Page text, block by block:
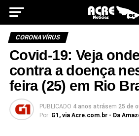
CORONAVÍRUS
Covid-19: Veja
contra a doença
feira (25) em Rio
PUBLICADO 4 anos atrásem 25 de
Por: G1, via Acre.com.br - Da